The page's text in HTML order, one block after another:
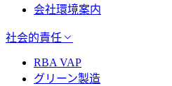
会社環境案内
社会的責任
RBA VAP
グリーン製造